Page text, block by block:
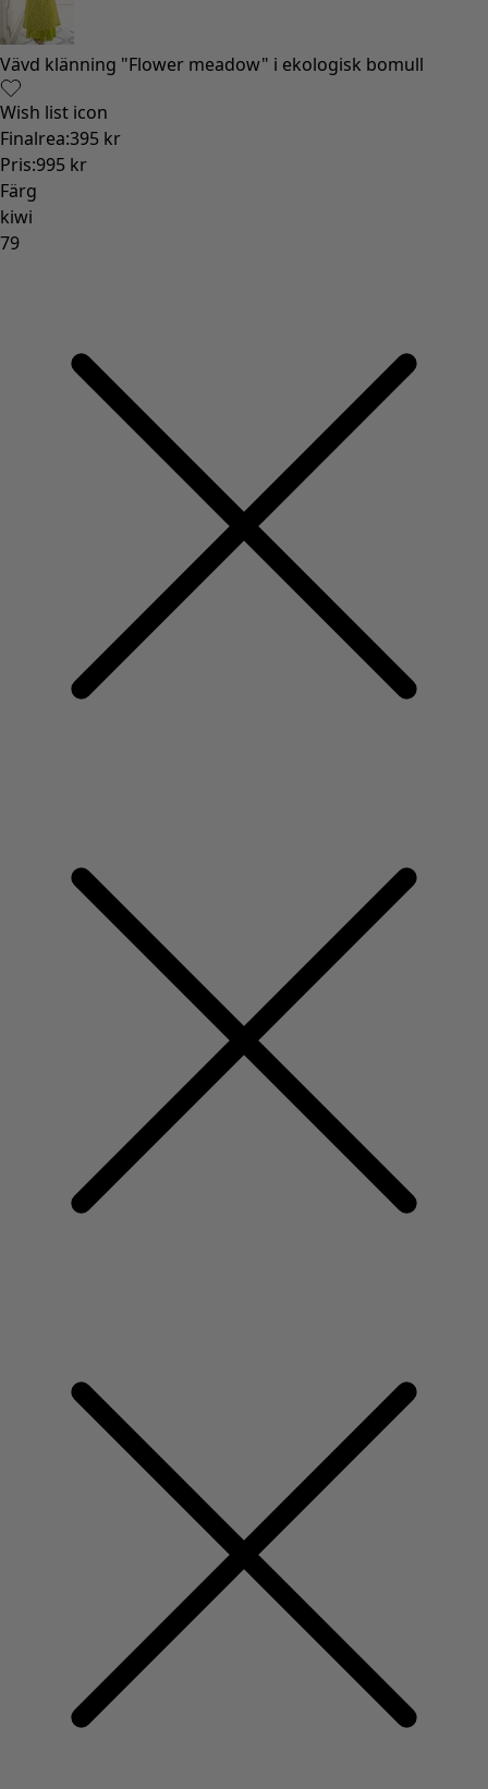
Lantlig inredning
Rolig inredning
Färgglad inredning
Blommig inredning
Natur
Bohemisk inredning
Skandinavisk inredning
Mysig inredning